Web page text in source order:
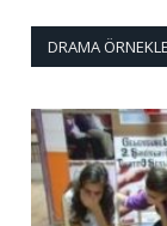
DRAMA